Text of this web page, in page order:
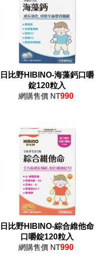
日比野HIBINO-海藻鈣口嚼
錠120粒入
網購售價 NT990
日比野HIBINO-綜合維他命
口嚼錠120粒入
網購售價 NT990